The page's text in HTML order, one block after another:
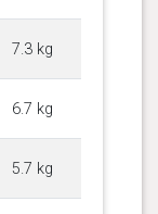
7.3 kg
6.7 kg
5.7 kg